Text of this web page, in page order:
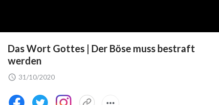
Das Wort Gottes | Der Böse muss bestraft
werden
31/10/2020